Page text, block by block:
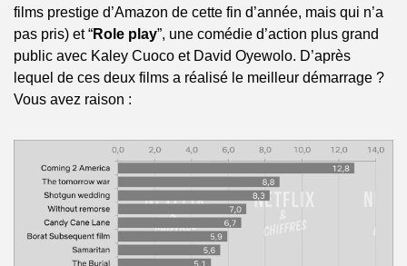
films prestige d’Amazon de cette fin d’année, mais qui n’a
pas pris) et “Role play”, une comédie d’action plus grand
public avec Kaley Cuoco et David Oyewolo. D’après
lequel de ces deux films a réalisé le meilleur démarrage ?
Vous avez raison :